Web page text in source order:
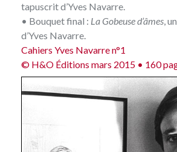
tapuscrit d’Yves Navarre.
• Bouquet final : La Gobeuse d’âmes,
d’Yves Navarre.
Cahiers Yves Navarre n°1
© H&O Éditions mars 2015 • 160